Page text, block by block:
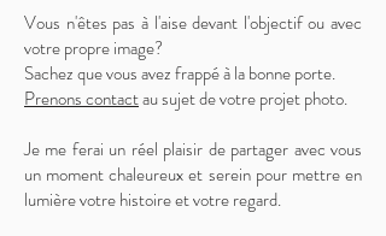
Vous n'êtes pas à l'aise devant l'objectif ou avec
votre propre image?
Sachez que vous avez frappé à la bonne porte.
Prenons contactau sujet de votre projet photo.
Je me ferai un réel plaisir de partager avec vous
un moment chaleureux et serein pour mettre en
lumière votre histoire et votre regard.